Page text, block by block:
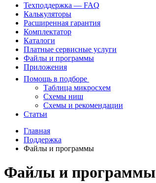
Техподдержка — FAQ
Калькуляторы
Расширенная гарантия
Комплектатор
Каталоги
Платные сервисные услуги
Файлы и программы
Приложения
Помощь в подборе
Таблица микросхем
Схемы ниш
Схемы и рекомендации
Статьи
Главная
Поддержка
Файлы и программы
Файлы и программы